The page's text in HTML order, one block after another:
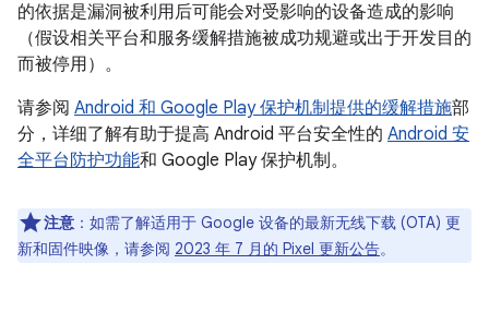
的依据是漏洞被利用后可能会对受影响的设备造成的影响
（假设相关平台和服务缓解措施被成功规避或出于开发目的
而被停用）。
请参阅 Android 和 Google Play 保护机制提供的缓解措施部
分，详细了解有助于提高 Android 平台安全性的 Android 安
全平台防护功能和 Google Play 保护机制。
注意 ：如需了解适用于 Google 设备的最新无线下载 (OTA) 更
新和固件映像，请参阅 2023 年 7 月的 Pixel 更新公告。